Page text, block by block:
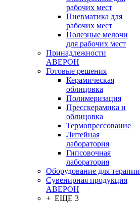
рабочих мест
Пневматика для
рабочих мест
Полезные мелочи
для рабочих мест
Принадлежности
АВЕРОН
Готовые решения
Керамическая
облицовка
Полимеризация
Пресскерамика и
облицовка
Термопрессование
Литейная
лаборатория
Гипсовочная
лаборатория
Оборудование для терапии
Сувенирная продукция
АВЕРОН
+ ЕЩЕ 3